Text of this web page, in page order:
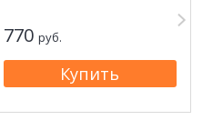
770 руб.